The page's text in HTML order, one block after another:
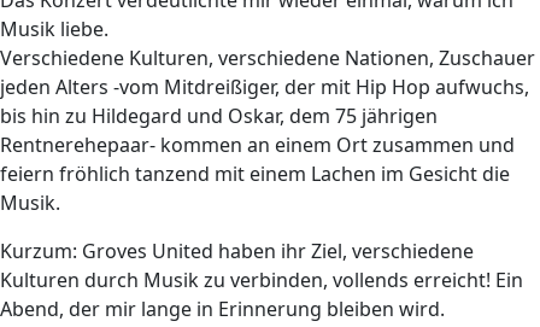
Musik liebe.
Verschiedene Kulturen, verschiedene Nationen, Zuschauer
jeden Alters -vom Mitdreißiger, der mit Hip Hop aufwuchs,
bis hin zu Hildegard und Oskar, dem 75 jährigen
Rentnerehepaar- kommen an einem Ort zusammen und
feiern fröhlich tanzend mit einem Lachen im Gesicht die
Musik.
Kurzum: Groves United haben ihr Ziel, verschiedene
Kulturen durch Musik zu verbinden, vollends erreicht! Ein
Abend, der mir lange in Erinnerung bleiben wird.